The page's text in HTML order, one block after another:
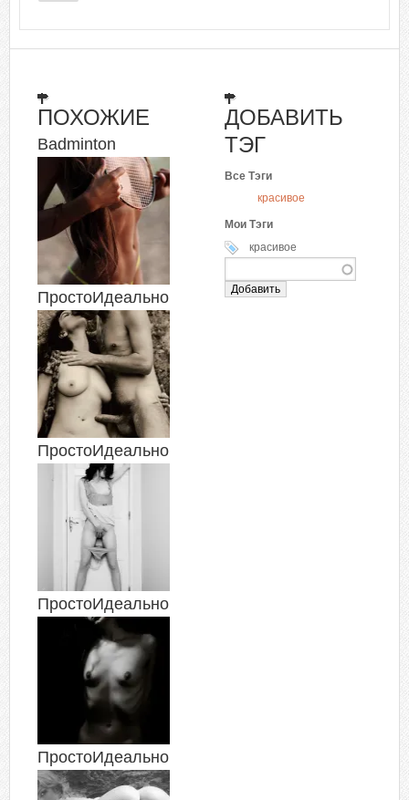
ПОХОЖИЕ
Badminton
ПростоИдеально
ПростоИдеально
ПростоИдеально
ПростоИдеально
ДОБАВИТЬ
ТЭГ
Все Тэги
красивое
Мои Тэги
красивое